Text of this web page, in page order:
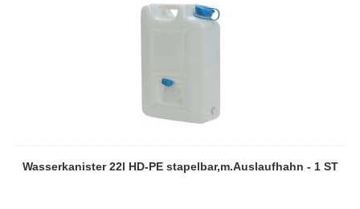
Wasserkanister 22l HD-PE stapelbar,m.Auslaufhahn - 1 ST